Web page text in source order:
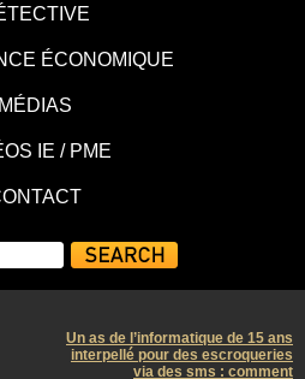
ÉCONOMIQUE
MÉDIAS
IE / PME
Un as de l’informatique de 15 ans
interpellé pour des escroqueries
via des sms : comment